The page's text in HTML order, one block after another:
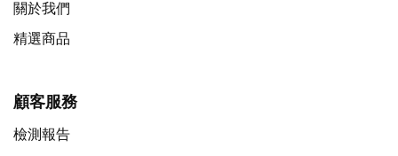
關於我們
精選商品
顧客服務
檢測報告